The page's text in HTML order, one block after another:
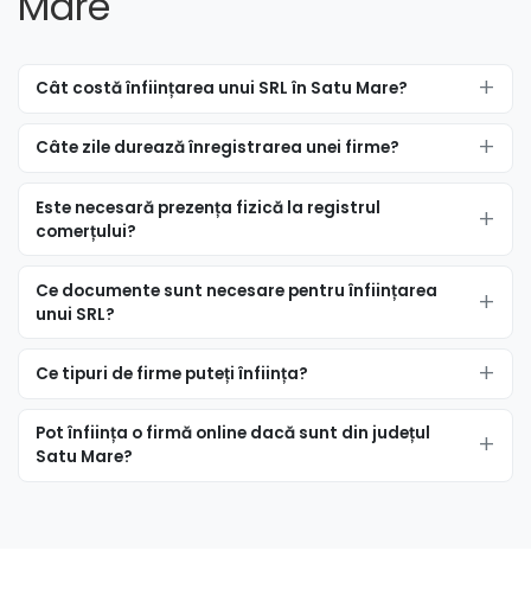
Înființare firmă în Botiz
Înființare firmă în Cămin
Înființare firmă în Căpleni
Înființare firmă în Căuaş
Înființare firmă în Certeze
Înființare firmă în Ciumeşti
Cât costă înființarea unui SRL în Satu Mare?
Câte zile durează înregistrarea unei firme?
Este necesară prezența fizică la registrul
comerțului?
Ce documente sunt necesare pentru înființarea
unui SRL?
Ce tipuri de firme puteți înființa?
Pot înființa o firmă online dacă sunt din județul
Satu Mare?